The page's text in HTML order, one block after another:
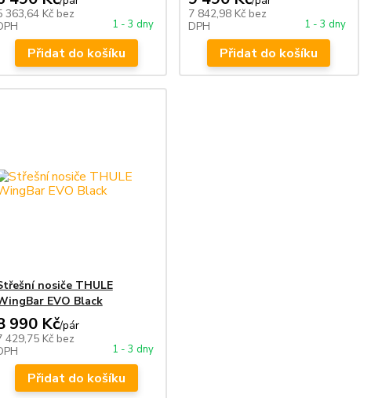
363,64 Kč bez
1 - 3 dny
Přidat do košíku
7 842,98 Kč bez
DPH
1 - 3 dny
Přidat do košíku
nosiče THULE
EVO Black
990 Kč/pár
429,75 Kč bez
1 - 3 dny
Přidat do košíku